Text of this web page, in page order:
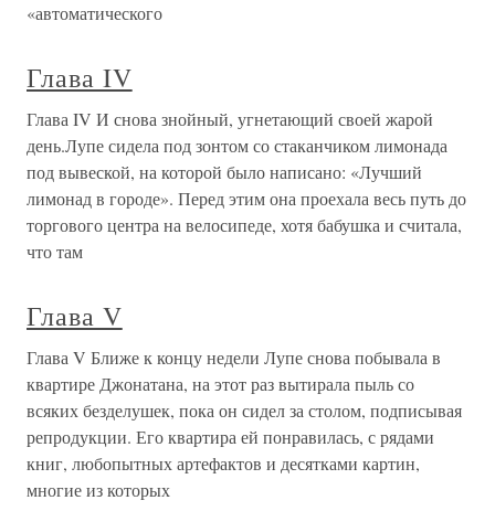
«автоматического
Глава IV
Глава IV И снова знойный, угнетающий своей жарой
день.Лупе сидела под зонтом со стаканчиком лимонада
под вывеской, на которой было написано: «Лучший
лимонад в городе». Перед этим она проехала весь путь до
торгового центра на велосипеде, хотя бабушка и считала,
что там
Глава V
Глава V Ближе к концу недели Лупе снова побывала в
квартире Джонатана, на этот раз вытирала пыль со
всяких безделушек, пока он сидел за столом, подписывая
репродукции. Его квартира ей понравилась, с рядами
книг, любопытных артефактов и десятками картин,
многие из которых